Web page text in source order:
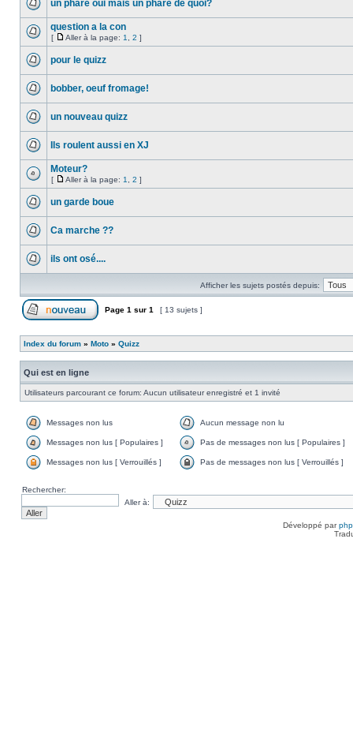
un phare oui mais un phare de quoi?
question a la con
[ Aller à la page: 1 2 ]
pour le quizz
bobber, oeuf fromage!
un nouveau quizz
Ils roulent aussi en XJ
Moteur?
[ Aller à la page: 1 2 ]
un garde boue
Ca marche ??
ils ont osé....
Afficher les sujets postés depuis:
Page 1 sur 1 [ 13 sujets ]
Index du forum » Moto » Quizz
Qui est en ligne
Utilisateurs parcourant ce forum: Aucun utilisateur enregistré et 1 invité
Messages non lus Aucun message non lu
Messages non lus [ Populaires ] Pas de messages non lus [ Populaires ]
Messages non lus [ Verrouillés ] Pas de messages non lus [ Verrouillés ]
Rechercher:
Aller à:
Développé par